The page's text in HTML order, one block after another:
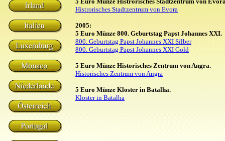
Histrorisches Stadtzentrum von Evora
2005:
5 Euro Münze 800. Geburtstag Papst Johannes XXI.
800. Geburtstag Papst Johannes XXI Silber
800. Geburtstag Papst Johannes XXI Gold
5 Euro Münze Historisches Zentrum von Angra.
Historisches Zentrum von Angra
5 Euro Münze Kloster in Batalha.
Kloster in Batalha